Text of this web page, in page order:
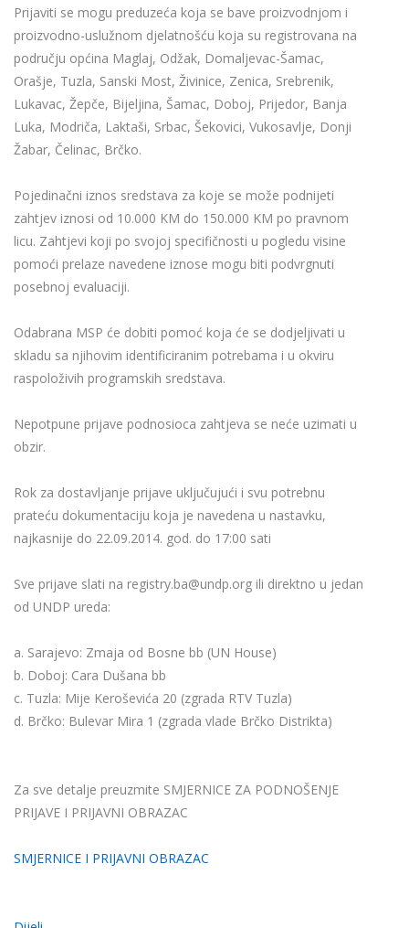
Prijaviti se mogu preduzeća koja se bave proizvodnjom i
proizvodno-uslužnom djelatnošću koja su registrovana na
području općina Maglaj, Odžak, Domaljevac-Šamac,
Orašje, Tuzla, Sanski Most, Živinice, Zenica, Srebrenik,
Lukavac, Žepče, Bijeljina, Šamac, Doboj, Prijedor, Banja
Luka, Modriča, Laktaši, Srbac, Šekovici, Vukosavlje, Donji
Žabar, Čelinac, Brčko.
Pojedinačni iznos sredstava za koje se može podnijeti
zahtjev iznosi od 10.000 KM do 150.000 KM po pravnom
licu. Zahtjevi koji po svojoj specifičnosti u pogledu visine
pomoći prelaze navedene iznose mogu biti podvrgnuti
posebnoj evaluaciji.
Odabrana MSP će dobiti pomoć koja će se dodjeljivati u
skladu sa njihovim identificiranim potrebama i u okviru
raspoloživih programskih sredstava.
Nepotpune prijave podnosioca zahtjeva se neće uzimati u
obzir.
Rok za dostavljanje prijave uključujući i svu potrebnu
prateću dokumentaciju koja je navedena u nastavku,
najkasnije do 22.09.2014. god. do 17:00 sati
Sve prijave slati na registry.ba@undp.org ili direktno u jedan
od UNDP ureda:
a. Sarajevo: Zmaja od Bosne bb (UN House)
b. Doboj: Cara Dušana bb
c. Tuzla: Mije Keroševića 20 (zgrada RTV Tuzla)
d. Brčko: Bulevar Mira 1 (zgrada vlade Brčko Distrikta)
Za sve detalje preuzmite SMJERNICE ZA PODNOŠENJE
PRIJAVE I PRIJAVNI OBRAZAC
SMJERNICE I PRIJAVNI OBRAZAC